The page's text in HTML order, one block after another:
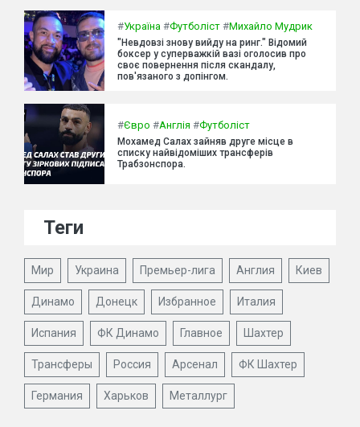
#Україна #Футболіст #Михайло Мудрик
"Невдовзі знову вийду на ринг." Відомий
боксер у суперважкій вазі оголосив про
своє повернення після скандалу,
пов'язаного з допінгом.
#Євро #Англія #Футболіст
Мохамед Салах зайняв друге місце в
списку найвідоміших трансферів
Трабзонспора.
Теги
Мир Украина Премьер-лига Англия Киев
Динамо Донецк Избранное Италия
Испания ФК Динамо Главное Шахтер
Трансферы Россия Арсенал ФК Шахтер
Германия Харьков Металлург